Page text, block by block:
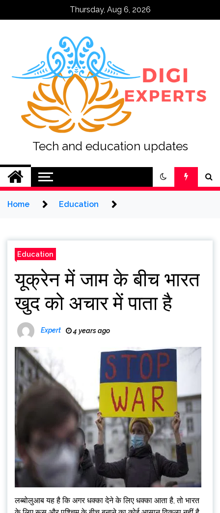
Thursday, Aug 6, 2026
Tech and education updates
Home Education
Education
यूक्रेन में जाम के बीच भारत
खुद को अचार में पाता है
Expert 4 years ago
लब्बोलुआब यह है कि अगर धक्का देने के लिए धक्का आता है, तो भारत